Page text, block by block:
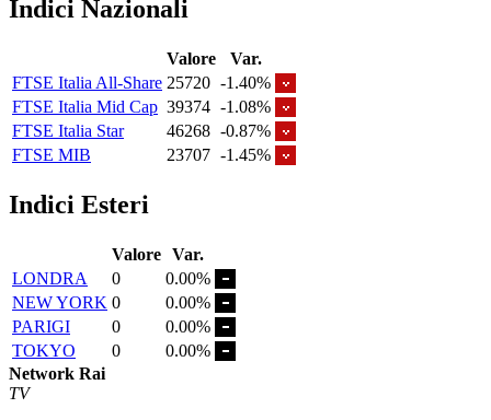
Indici Nazionali
Valore
Var.
FTSE Italia All-Share 25720 -1.40%
FTSE Italia Mid Cap 39374 -1.08%
FTSE Italia Star
46268 -0.87%
FTSE MIB
23707 -1.45%
Indici Esteri
Valore Var.
LONDRA
0
0.00%
NEW YORK 0
0.00%
PARIGI
0
0.00%
TOKYO
0
0.00%
Network Rai
TV